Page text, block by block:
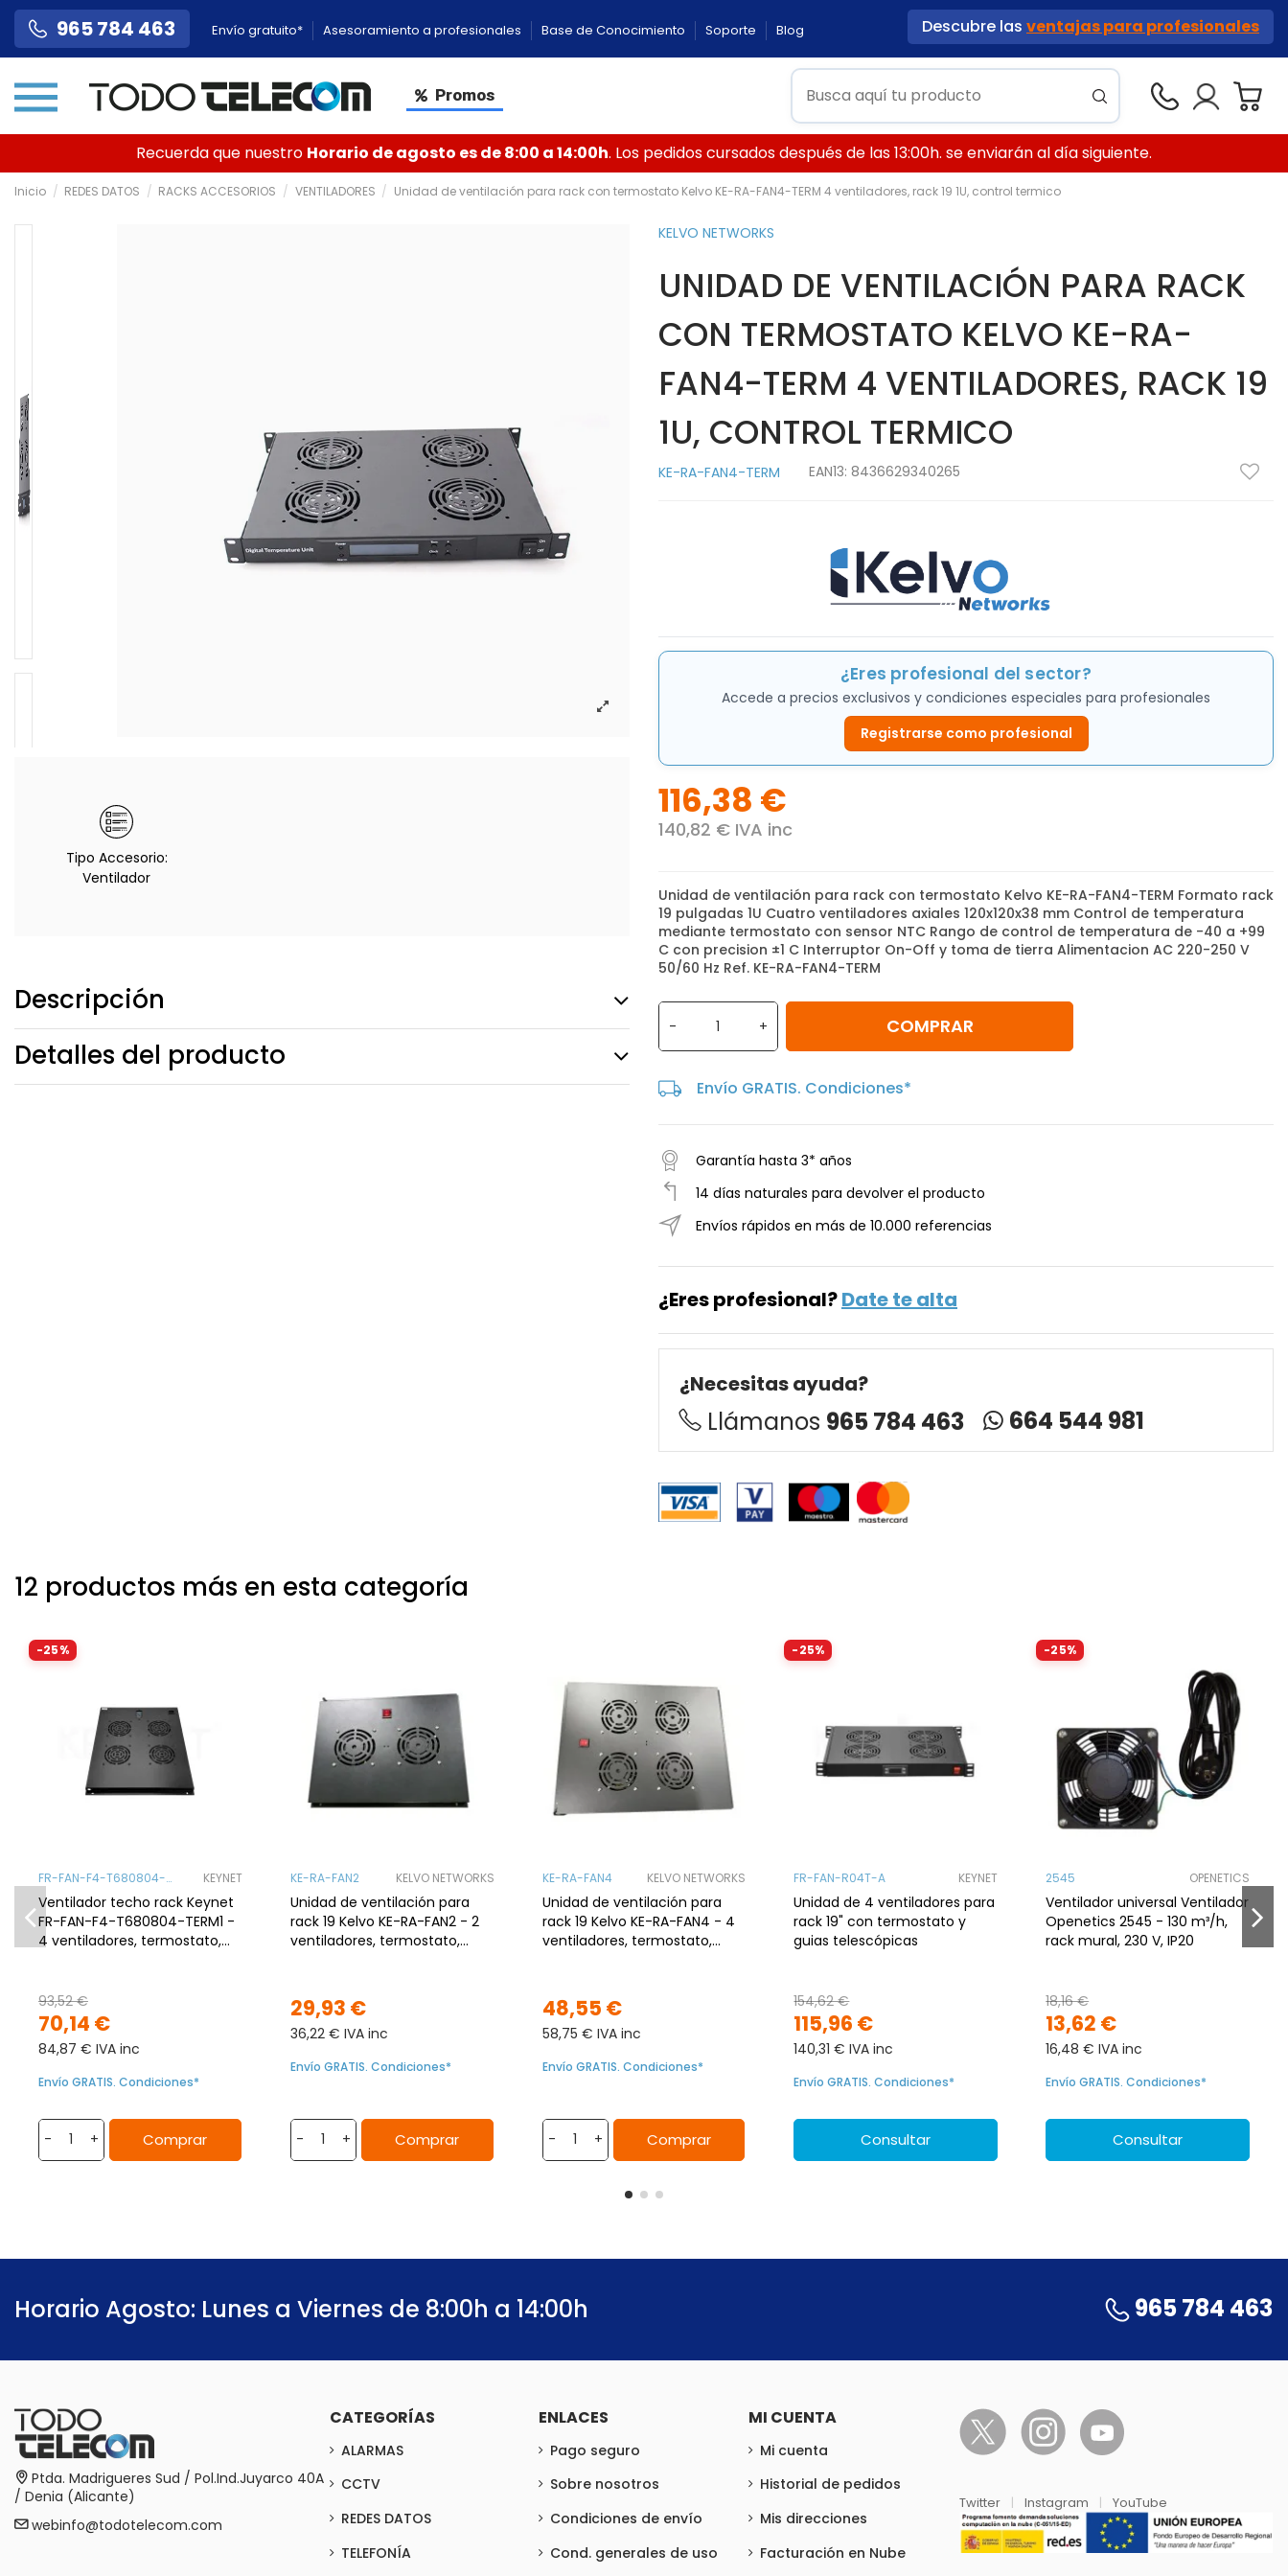
965 784 463 Envío gratuito* Asesoramiento a profesionales Base de Conocimiento Soporte Blog Descubre las ventajas para profesionales
Promos
Recuerda que nuestro Horario de agosto es de 8:00 a 14:00h. Los pedidos cursados después de las 13:00h. se enviarán al día siguiente.
Inicio REDES DATOS RACKS ACCESORIOS VENTILADORES Unidad de ventilación para rack con termostato Kelvo KE-RA-FAN4-TERM 4 ventiladores, rack 19 1U, control termico
Tipo Accesorio:
Ventilador
Descripción
Detalles del producto
KELVO NETWORKS
UNIDAD DE VENTILACIÓN PARA RACK
CON TERMOSTATO KELVO KE-RA-
FAN4-TERM 4 VENTILADORES, RACK 19
1U, CONTROL TERMICO
KE-RA-FAN4-TERM EAN13: 8436629340265
¿Eres profesional del sector?
Accede a precios exclusivos y condiciones especiales para profesionales
Registrarse como profesional
116,38 €
140,82 € IVA inc
Unidad de ventilación para rack con termostato Kelvo KE-RA-FAN4-TERM Formato rack
19 pulgadas 1U Cuatro ventiladores axiales 120x120x38 mm Control de temperatura
mediante termostato con sensor NTC Rango de control de temperatura de -40 a +99
C con precision ±1 C Interruptor On-Off y toma de tierra Alimentacion AC 220-250 V
50/60 Hz Ref. KE-RA-FAN4-TERM
- + COMPRAR
Envío GRATIS. Condiciones*
Garantía hasta 3* años
14 días naturales para devolver el producto
Envíos rápidos en más de 10.000 referencias
¿Eres profesional?Date te alta
¿Necesitas ayuda?
Llámanos 965 784 463 664 544 981
12 productos más en esta categoría
-25%
FR-FAN-F4-T680804-
TERM1
KEYNET
Ventilador techo rack Keynet
FR-FAN-F4-T680804-TERM1 -
4 ventiladores, termostato,
70,14 €
93,52 €
84,87 € IVA inc
Envío GRATIS. Condiciones*
- + Comprar
KE-RA-FAN2 KELVO NETWORKS
Unidad de ventilación para
rack 19 Kelvo KE-RA-FAN2 - 2
ventiladores, termostato,
29,93 €
36,22 € IVA inc
Envío GRATIS. Condiciones*
- + Comprar
KE-RA-FAN4 KELVO NETWORKS
Unidad de ventilación para
rack 19 Kelvo KE-RA-FAN4 - 4
ventiladores, termostato,
48,55 €
58,75 € IVA inc
Envío GRATIS. Condiciones*
- + Comprar
-25%
FR-FAN-R04T-A KEYNET
Unidad de 4 ventiladores para
rack 19" con termostato y
guias telescópicas
115,96 €
154,62 €
140,31 € IVA inc
Envío GRATIS. Condiciones*
Consultar
-25%
2545 OPENETICS
Ventilador universal Ventilador
Openetics 2545 - 130 m³/h,
rack mural, 230 V, IP20
13,62 €
18,16 €
16,48 € IVA inc
Envío GRATIS. Condiciones*
Consultar
Horario Agosto: Lunes a Viernes de 8:00h a 14:00h 965 784 463
Ptda. Madrigueres Sud / Pol.Ind.Juyarco 40A
/ Denia (Alicante)
webinfo@todotelecom.com
CATEGORÍAS
ALARMAS
CCTV
REDES DATOS
TELEFONÍA
ENLACES
Pago seguro
Sobre nosotros
Condiciones de envío
Cond. generales de uso
MI CUENTA
Mi cuenta
Historial de pedidos
Mis direcciones
Facturación en Nube
Twitter | Instagram | YouTube